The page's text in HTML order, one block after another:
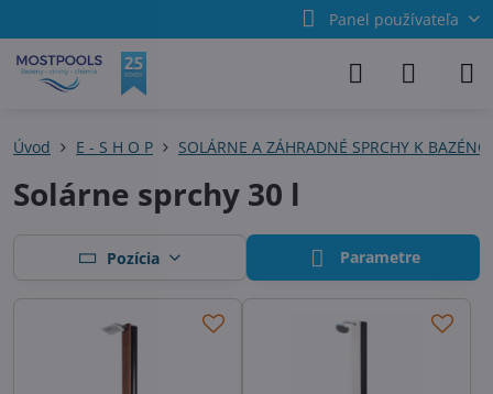
Panel používateľa
Úvod E - S H O P SOLÁRNE A ZÁHRADNÉ SPRCHY K
Solárne sprchy 30 l
Pozícia Parametre